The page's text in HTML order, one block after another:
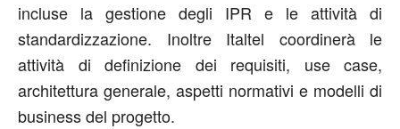
incluse la gestione degli IPR e le attività di
standardizzazione. Inoltre Italtel coordinerà le
attività di definizione dei requisiti, use case,
architettura generale, aspetti normativi e modelli di
business del progetto.